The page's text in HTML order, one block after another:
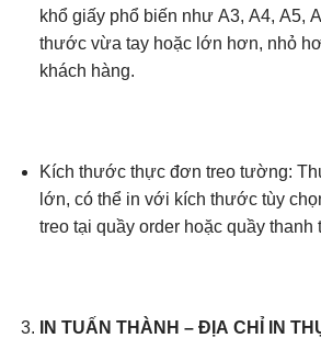
khổ giấy phổ biến như A3, A4, A5,
thước vừa tay hoặc lớn hơn, nhỏ
khách hàng.
Kích thước thực đơn treo tường:
lớn, có thể in với kích thước tùy
treo tại quầy order hoặc quầy thanh
IN TUẤN THÀNH – ĐỊA CHỈ IN